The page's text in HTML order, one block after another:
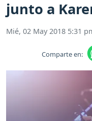
junto a
Mié, 02 May 2018 5:31
Comparte en: